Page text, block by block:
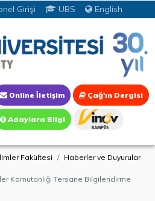
Girişi UBS English
Online İletişim Çağ'ın Dergisi
Adaylara Bilgi
Fakültesi
Haberler ve Duyurular
Komutanlığı Tersane Bilgilendirme